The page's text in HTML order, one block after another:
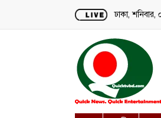
Loading...
ঢাকা,